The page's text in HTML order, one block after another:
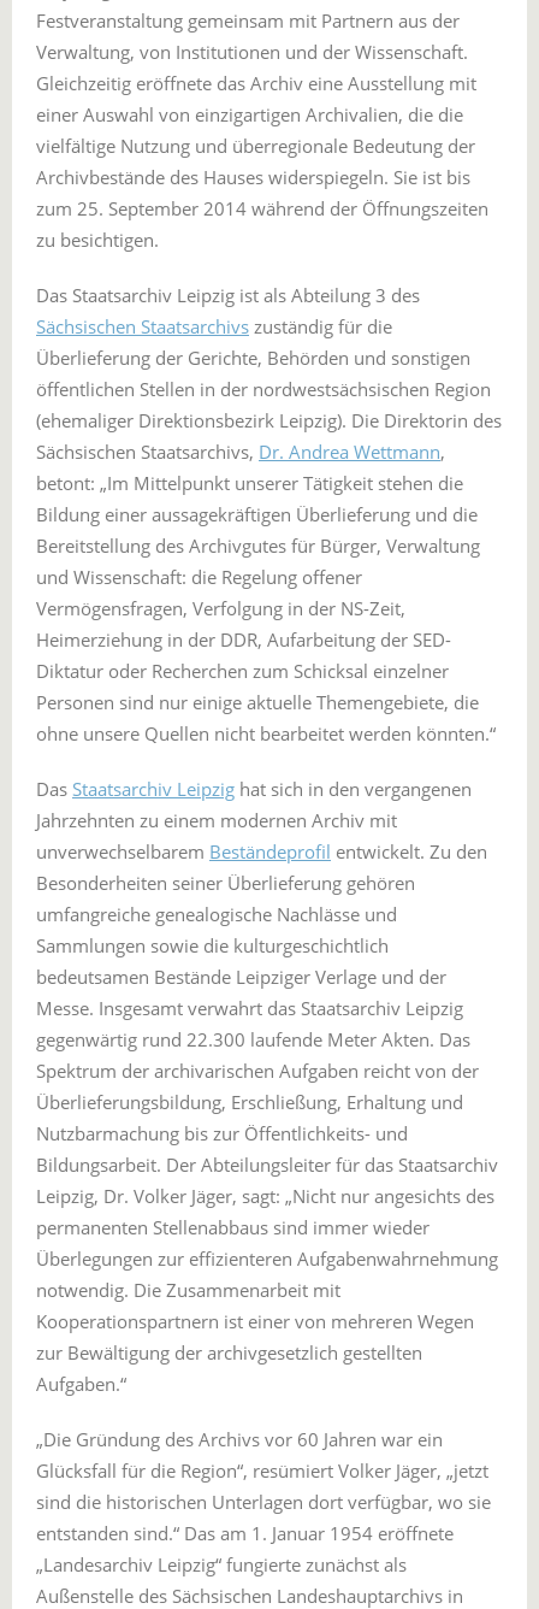
Festveranstaltung gemeinsam mit Partnern aus der
Verwaltung, von Institutionen und der Wissenschaft.
Gleichzeitig eröffnete das Archiv eine Ausstellung mit
einer Auswahl von einzigartigen Archivalien, die die
vielfältige Nutzung und überregionale Bedeutung der
Archivbestände des Hauses widerspiegeln. Sie ist bis
zum 25. September 2014 während der Öffnungszeiten
zu besichtigen.
Das Staatsarchiv Leipzig ist als Abteilung 3 des
Sächsischen Staatsarchivs zuständig für die
Überlieferung der Gerichte, Behörden und sonstigen
öffentlichen Stellen in der nordwestsächsischen Region
(ehemaliger Direktionsbezirk Leipzig). Die Direktorin des
Sächsischen Staatsarchivs, Dr. Andrea Wettmann,
betont: „Im Mittelpunkt unserer Tätigkeit stehen die
Bildung einer aussagekräftigen Überlieferung und die
Bereitstellung des Archivgutes für Bürger, Verwaltung
und Wissenschaft: die Regelung offener
Vermögensfragen, Verfolgung in der NS-Zeit,
Heimerziehung in der DDR, Aufarbeitung der SED-
Diktatur oder Recherchen zum Schicksal einzelner
Personen sind nur einige aktuelle Themengebiete, die
ohne unsere Quellen nicht bearbeitet werden könnten.“
Das Staatsarchiv Leipzig hat sich in den vergangenen
Jahrzehnten zu einem modernen Archiv mit
unverwechselbarem Beständeprofil entwickelt. Zu den
Besonderheiten seiner Überlieferung gehören
umfangreiche genealogische Nachlässe und
Sammlungen sowie die kulturgeschichtlich
bedeutsamen Bestände Leipziger Verlage und der
Messe. Insgesamt verwahrt das Staatsarchiv Leipzig
gegenwärtig rund 22.300 laufende Meter Akten. Das
Spektrum der archivarischen Aufgaben reicht von der
Überlieferungsbildung, Erschließung, Erhaltung und
Nutzbarmachung bis zur Öffentlichkeits- und
Bildungsarbeit. Der Abteilungsleiter für das Staatsarchiv
Leipzig, Dr. Volker Jäger, sagt: „Nicht nur angesichts des
permanenten Stellenabbaus sind immer wieder
Überlegungen zur effizienteren Aufgabenwahrnehmung
notwendig. Die Zusammenarbeit mit
Kooperationspartnern ist einer von mehreren Wegen
zur Bewältigung der archivgesetzlich gestellten
Aufgaben.“
„Die Gründung des Archivs vor 60 Jahren war ein
Glücksfall für die Region“, resümiert Volker Jäger, „jetzt
sind die historischen Unterlagen dort verfügbar, wo sie
entstanden sind.“ Das am 1. Januar 1954 eröffnete
„Landesarchiv Leipzig“ fungierte zunächst als
Außenstelle des Sächsischen Landeshauptarchivs in